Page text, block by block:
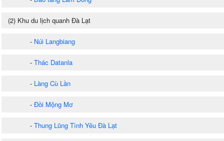
(2) Khu du lịch quanh Đà Lạt
- Núi Langbiang
- Thác Datanla
- Làng Cù Lần
- Đồi Mộng Mơ
- Thung Lũng Tình Yêu Đà Lạt